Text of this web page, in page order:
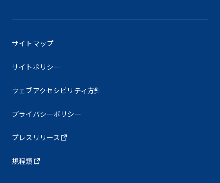
サイトマップ
サイトポリシー
ウェブアクセシビリティ方針
プライバシーポリシー
プレスリリース
規程類